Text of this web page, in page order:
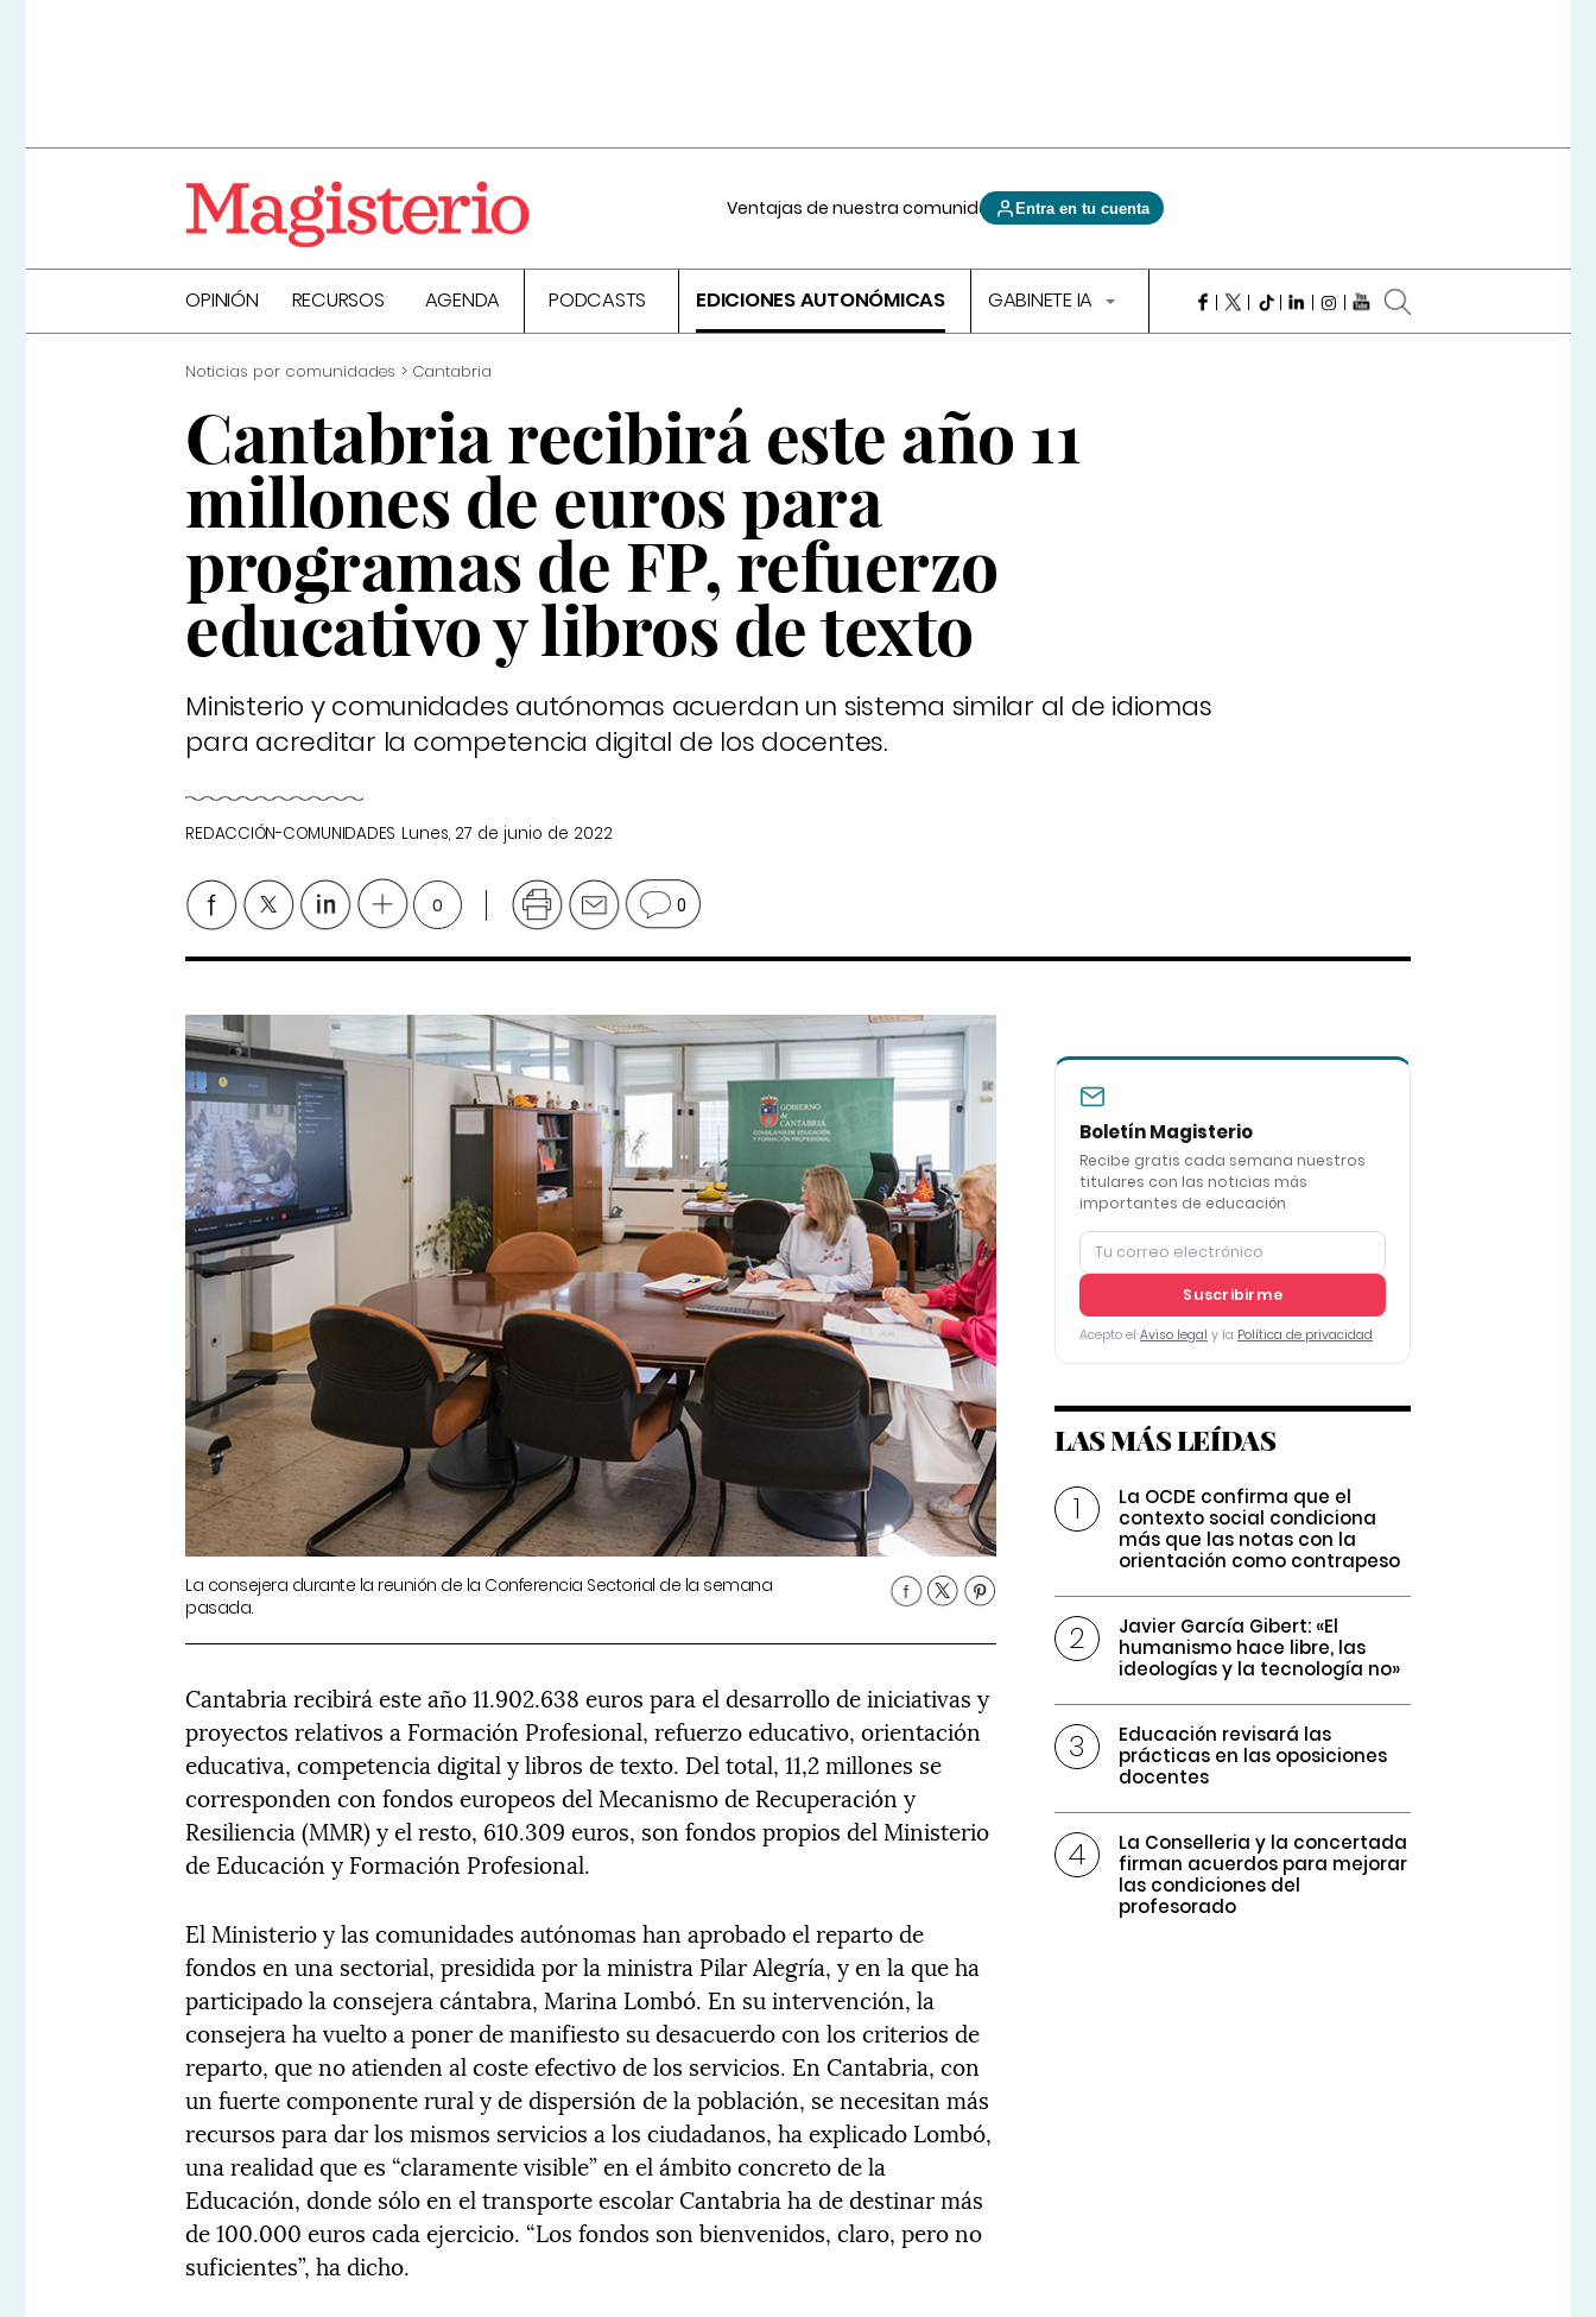
Ventajas de nuestra comunidad Entra en tu cuenta
OPINIÓN RECURSOS AGENDA PODCASTS EDICIONES AUTONÓMICAS GABINETE IA
Noticias por comunidades Cantabria
Cantabria recibirá este año 11
millones de euros para
programas de FP, refuerzo
educativo y libros de texto
Ministerio y comunidades autónomas acuerdan un sistema similar al de idiomas
para acreditar la competencia digital de los docentes.
REDACCIÓN-COMUNIDADES Lunes, 27 de junio de 2022
0 0
La consejera durante la reunión de la Conferencia Sectorial de la semana
pasada.
Cantabria recibirá este año 11.902.638 euros para el desarrollo de iniciativas y
proyectos relativos a Formación Profesional, refuerzo educativo, orientación
educativa, competencia digital y libros de texto. Del total, 11,2 millones se
corresponden con fondos europeos del Mecanismo de Recuperación y
Resiliencia (MMR) y el resto, 610.309 euros, son fondos propios del Ministerio
de Educación y Formación Profesional.
El Ministerio y las comunidades autónomas han aprobado el reparto de
fondos en una sectorial, presidida por la ministra Pilar Alegría, y en la que ha
participado la consejera cántabra, Marina Lombó. En su intervención, la
consejera ha vuelto a poner de manifiesto su desacuerdo con los criterios de
reparto, que no atienden al coste efectivo de los servicios. En Cantabria, con
un fuerte componente rural y de dispersión de la población, se necesitan más
recursos para dar los mismos servicios a los ciudadanos, ha explicado Lombó,
una realidad que es “claramente visible” en el ámbito concreto de la
Educación, donde sólo en el transporte escolar Cantabria ha de destinar más
de 100.000 euros cada ejercicio. “Los fondos son bienvenidos, claro, pero no
suficientes”, ha dicho.
Boletín Magisterio
Recibe gratis cada semana nuestros
titulares con las noticias más
importantes de educación
Suscribirme
Acepto el Aviso legal y la Política de privacidad
LAS MÁS LEÍDAS
La OCDE confirma que el
contexto social condiciona
más que las notas con la
orientación como contrapeso
Javier García Gibert: «El
humanismo hace libre, las
ideologías y la tecnología no»
Educación revisará las
prácticas en las oposiciones
docentes
La Conselleria y la concertada
firman acuerdos para mejorar
las condiciones del
profesorado